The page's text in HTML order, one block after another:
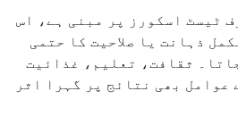
ٹیسٹ اسکورز پر مبنی ہے، اس
ذہانت یا صلاحیت کا حتمی
ثقافت، تعلیم، غذائیت
عوامل بھی نتائج پر گہرا اثر